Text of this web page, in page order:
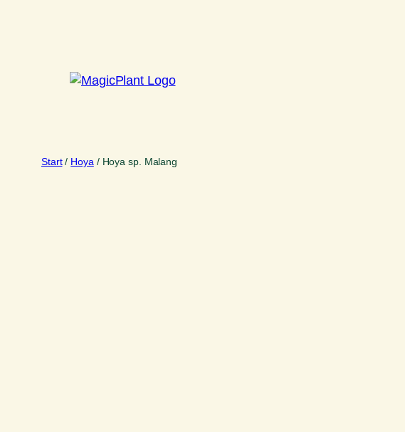
Start/ Hoya / Hoya sp. Malang